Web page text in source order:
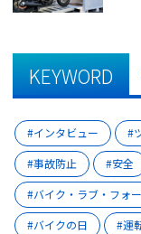
KEYWORD
インタビュー
事故防止
安全
バイク・ラブ・フォ
バイクの日
運